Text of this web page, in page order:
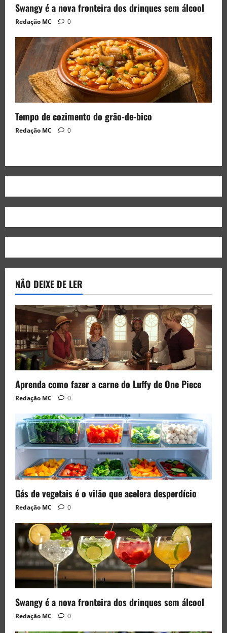
Swangy é a nova fronteira dos drinques sem álcool
Redação MC 0
Tempo de cozimento do grão-de-bico
Redação MC 0
NÃO DEIXE DE LER
Aprenda como fazer a carne do Luffy de One Piece
Redação MC 0
Gás de vegetais é o vilão que acelera desperdício
Redação MC 0
Swangy é a nova fronteira dos drinques sem álcool
Redação MC 0